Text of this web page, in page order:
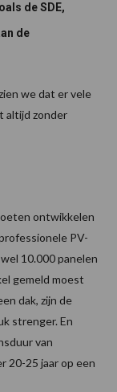
de SDE,
de
we dat er vele
altijd zonder
ontwikkelen
PV-
10.000 panelen
gemeld moest
dak, zijn de
strenger. En
van
20-25 jaar op een